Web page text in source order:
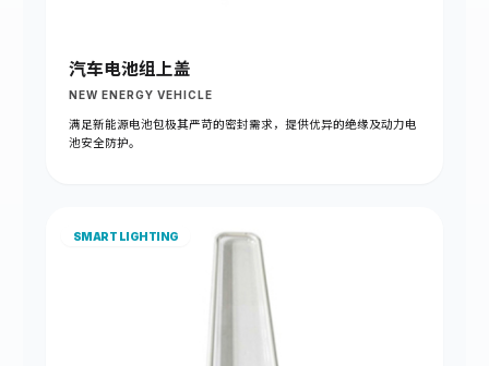
汽车电池组上盖
NEW ENERGY VEHICLE
满足新能源电池包极其严苛的密封需求，提供优异的绝缘及动力电
池安全防护。
SMART LIGHTING